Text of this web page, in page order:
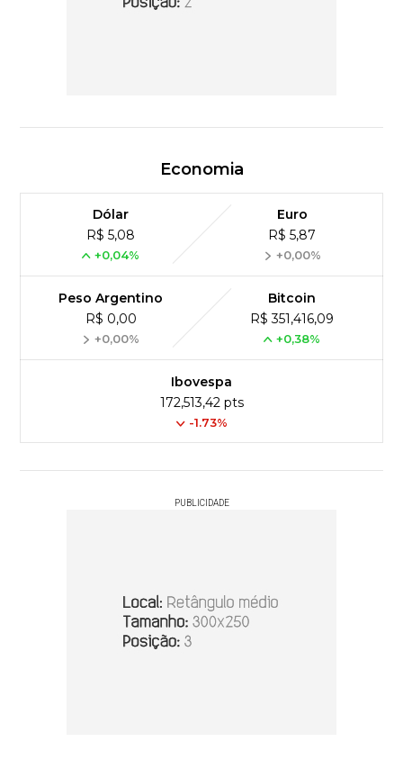
Economia
Dólar
R$ 5,08
+0,04%
Euro
R$ 5,87
+0,00%
Peso Argentino
R$ 0,00
+0,00%
Bitcoin
R$ 351,416,09
+0,38%
Ibovespa
172,513,42 pts
-1.73%
PUBLICIDADE